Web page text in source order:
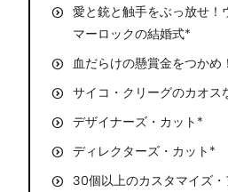
愛と銃と触手をぶっ放せ！
マーロックの結婚式*
血だらけの懸賞金をつかめ
サイコ・クリーグのカオス
デザイナーズ・カット*
ディレクターズ・カット*
30個以上のカスタマイズ・